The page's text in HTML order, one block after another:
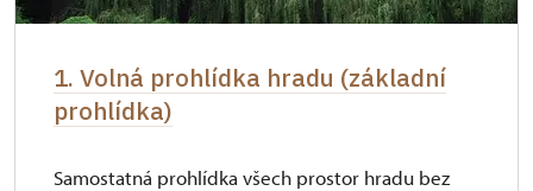
1. Volná prohlídka hradu (základní
prohlídka)
Samostatná prohlídka všech prostor hradu bez